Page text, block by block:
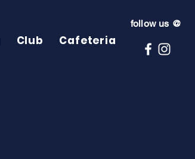
Club Cafeteria
follow us @